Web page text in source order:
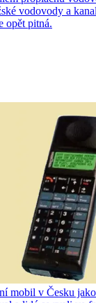
vodovody a
opět pitná.
mobil v Česku